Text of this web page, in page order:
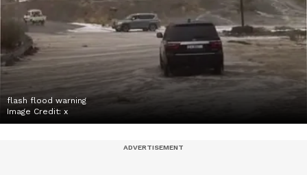
flash flood warning
Image Credit: x